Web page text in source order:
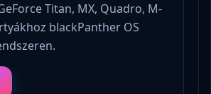
Titan, MX, Quadro, M-
blackPanther OS